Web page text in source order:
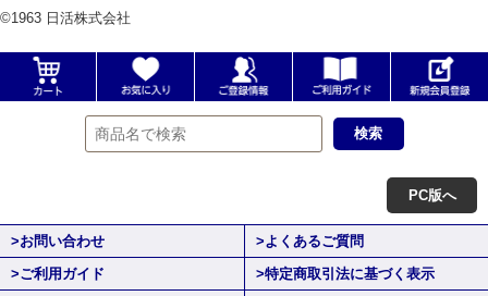
©1963 日活株式会社
PC版へ
>お問い合わせ
>よくあるご質問
>ご利用ガイド
>特定商取引法に基づく表示